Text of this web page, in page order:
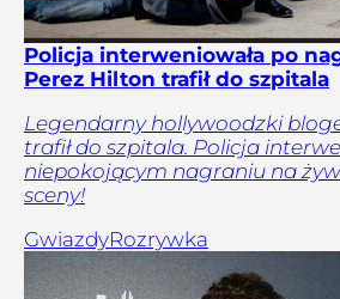
Policja interweniowała po
Perez Hilton trafił do szpitala
Legendarny hollywoodzki
trafił do szpitala. Policja
niepokojącym nagraniu na
sceny!
GwiazdyRozrywka